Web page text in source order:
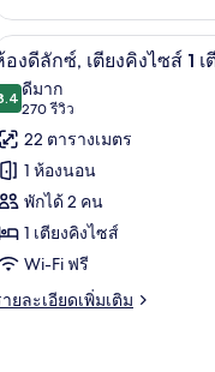
ตียง
ยว
กับ
ง
คลับ,
ยง
ไซส์
เตียง
ครื่องนอนป้องกันสารก่อภูมิแ
ด
าพถ่าย
งหมด
ของ
ห้อง
ก
,
6
องดีลักซ์, เตียงคิงไซส์ 1 เ
8.4 จาก 10
ดีมาก
270 รีวิว
(270
รีวิว)
22 ตารางเมตร
1 ห้องนอน
พักได้ 2 คน
1 เตียงคิงไซส์
Wi-Fi ฟรี
ยละเอียดเพิ่มเติม
ย